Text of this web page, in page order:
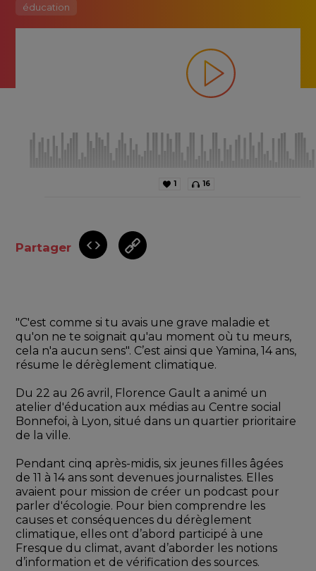
éducation
1 16
Partager
"C'est comme si tu avais une grave maladie et
qu'on ne te soignait qu'au moment où tu meurs,
cela n'a aucun sens". C’est ainsi que Yamina, 14 ans,
résume le dérèglement climatique.
Du 22 au 26 avril, Florence Gault a animé un
atelier d'éducation aux médias au Centre social
Bonnefoi, à Lyon, situé dans un quartier prioritaire
de la ville.
Pendant cinq après-midis, six jeunes filles âgées
de 11 à 14 ans sont devenues journalistes. Elles
avaient pour mission de créer un podcast pour
parler d'écologie. Pour bien comprendre les
causes et conséquences du dérèglement
climatique, elles ont d’abord participé à une
Fresque du climat, avant d’aborder les notions
d’information et de vérification des sources.